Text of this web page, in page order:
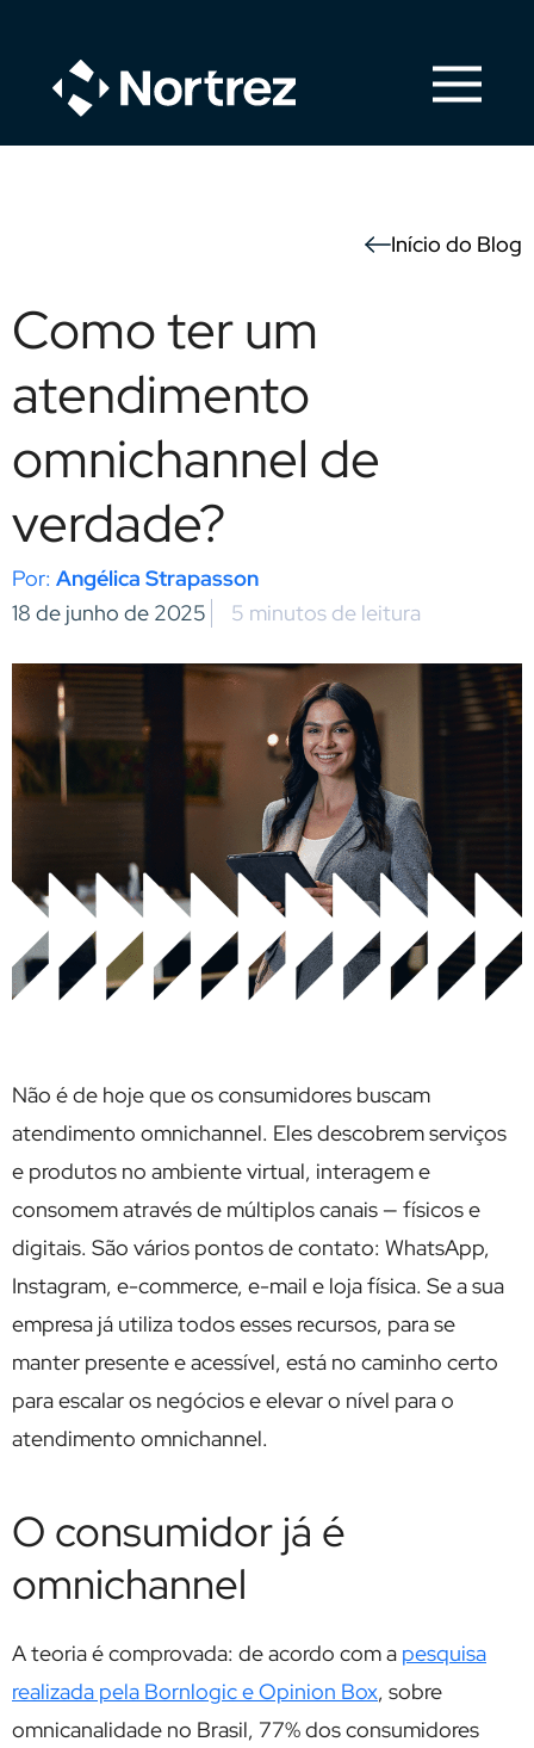
Início do Blog
Como ter um
atendimento
omnichannel de
verdade?
Angélica Strapasson
18 de junho de 2025
5 minutos de leitura
Não é de hoje que os consumidores buscam
atendimento omnichannel. Eles descobrem serviços
e produtos no ambiente virtual, interagem e
consomem através de múltiplos canais — físicos e
digitais. São vários pontos de contato: WhatsApp,
Instagram, e-commerce, e-mail e loja física. Se a sua
empresa já utiliza todos esses recursos, para se
manter presente e acessível, está no caminho certo
para escalar os negócios e elevar o nível para o
atendimento omnichannel.
O consumidor já é
omnichannel
A teoria é comprovada: de acordo com a pesquisa
realizada pela Bornlogic e Opinion Box, sobre
omnicanalidade no Brasil, 77% dos consumidores